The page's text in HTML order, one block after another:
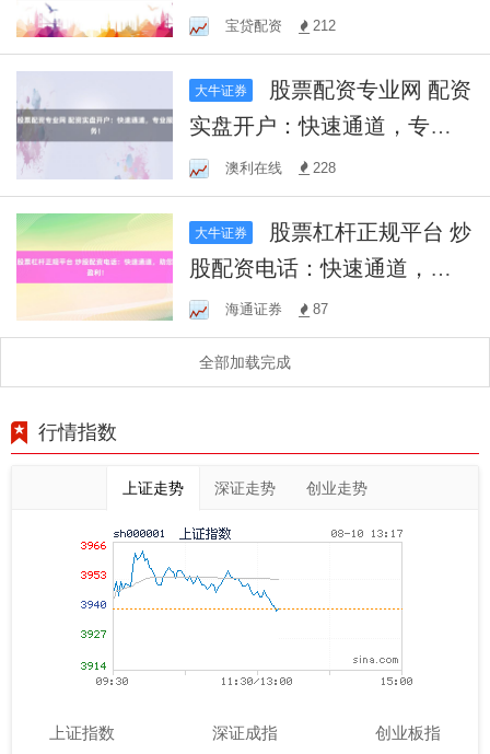
投资收益！
宝贷配资 212
大牛证券
实盘开户：快速通道，专业
服务！澳利在线 228
大牛证券
股配资电话：快速通道，助
您盈利！
海通证券 87
全部加载完成
行情指数
上证走势 深证走势 创业走势
上证指数 深证成指 创业板指